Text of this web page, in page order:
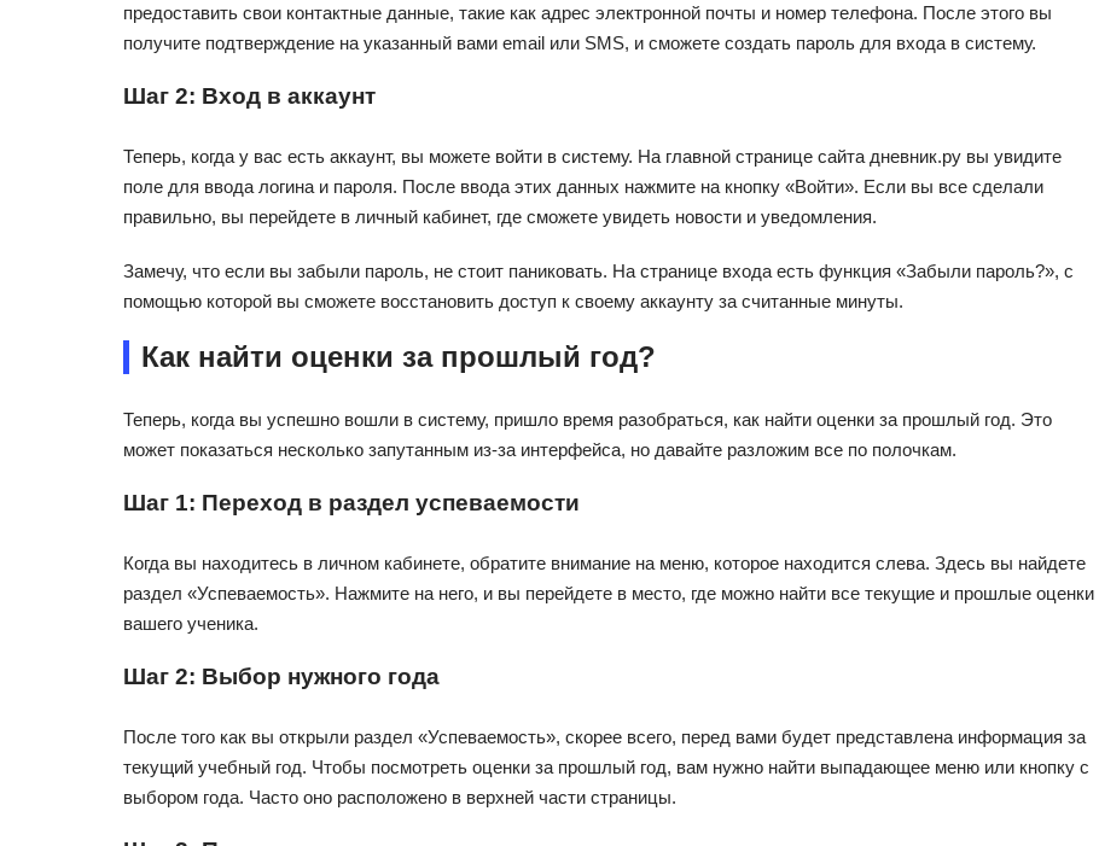
предоставить свои контактные данные, такие как адрес электронной почты и номер телефона. После этого вы
получите подтверждение на указанный вами email или SMS, и сможете создать пароль для входа в систему.
Шаг 2: Вход в аккаунт
Теперь, когда у вас есть аккаунт, вы можете войти в систему. На главной странице сайта дневник.ру вы увидите
поле для ввода логина и пароля. После ввода этих данных нажмите на кнопку «Войти». Если вы все сделали
правильно, вы перейдете в личный кабинет, где сможете увидеть новости и уведомления.
Замечу, что если вы забыли пароль, не стоит паниковать. На странице входа есть функция «Забыли пароль?», с
помощью которой вы сможете восстановить доступ к своему аккаунту за считанные минуты.
Как найти оценки за прошлый год?
Теперь, когда вы успешно вошли в систему, пришло время разобраться, как найти оценки за прошлый год. Это
может показаться несколько запутанным из-за интерфейса, но давайте разложим все по полочкам.
Шаг 1: Переход в раздел успеваемости
Когда вы находитесь в личном кабинете, обратите внимание на меню, которое находится слева. Здесь вы найдете
раздел «Успеваемость». Нажмите на него, и вы перейдете в место, где можно найти все текущие и прошлые оценки
вашего ученика.
Шаг 2: Выбор нужного года
После того как вы открыли раздел «Успеваемость», скорее всего, перед вами будет представлена информация за
текущий учебный год. Чтобы посмотреть оценки за прошлый год, вам нужно найти выпадающее меню или кнопку с
выбором года. Часто оно расположено в верхней части страницы.